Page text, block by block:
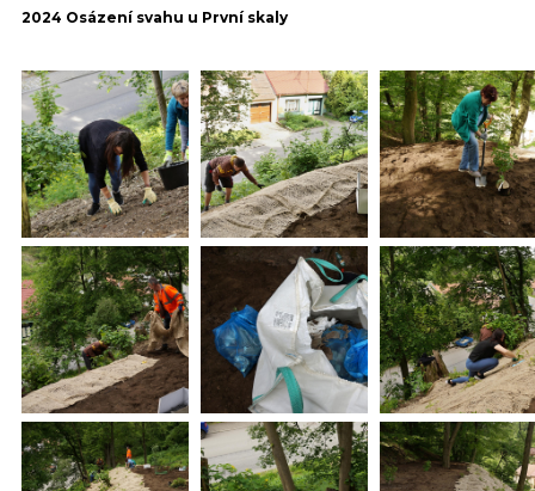
2024 Osázení svahu u První skaly